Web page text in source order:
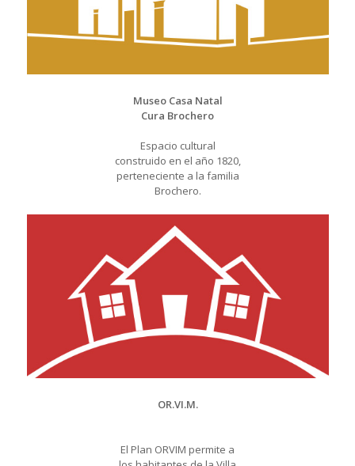
Museo Casa Natal
Cura Brochero
Espacio cultural
construido en el año 1820,
perteneciente a la familia
Brochero.
OR.VI.M.
El Plan ORVIM permite a